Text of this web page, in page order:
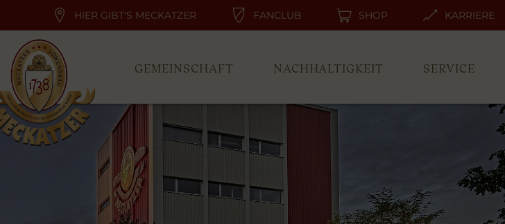
HIER GIBT'S MECKATZER FANCLUB SHOP KARRIERE
GEMEINSCHAFT NACHHALTIGKEIT SERVICE